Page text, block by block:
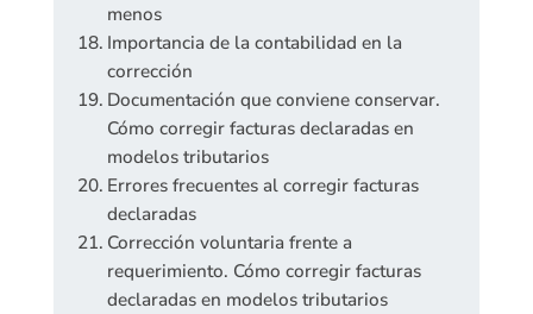
menos
Importancia de la contabilidad en la
corrección
Documentación que conviene conservar.
Cómo corregir facturas declaradas en
modelos tributarios
Errores frecuentes al corregir facturas
declaradas
Corrección voluntaria frente a
requerimiento. Cómo corregir facturas
declaradas en modelos tributarios